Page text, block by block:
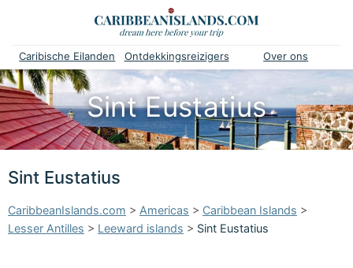
Caribische Eilanden Ontdekkingsreizigers Over ons
Sint Eustatius
Sint Eustatius
CaribbeanIslands.com > Americas > Caribbean Islands >
Lesser Antilles > Leeward islands > Sint Eustatius